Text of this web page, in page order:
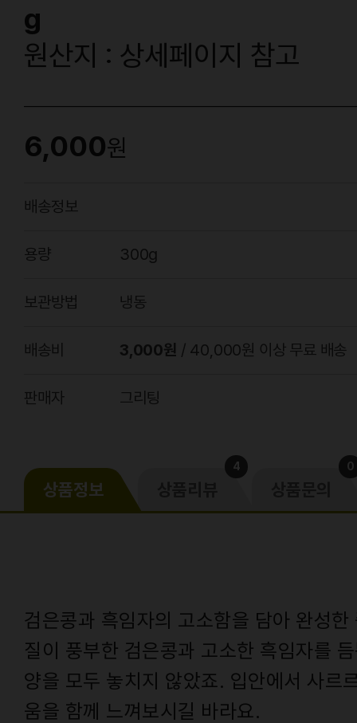
g
원산지 : 상세페이지 참고
6,000원
배송정보
용량 300g
보관방법 냉동
배송비 3,000원 / 40,000원 이상 무료 배송
판매자 그리팅
상품정보
4 0
검은콩과 흑임자의 고소함을 담아 완성
질이 풍부한 검은콩과 고소한 흑임자를
양을 모두 놓치지 않았죠. 입안에서 사르
움을 함께 느껴보시길 바라요.